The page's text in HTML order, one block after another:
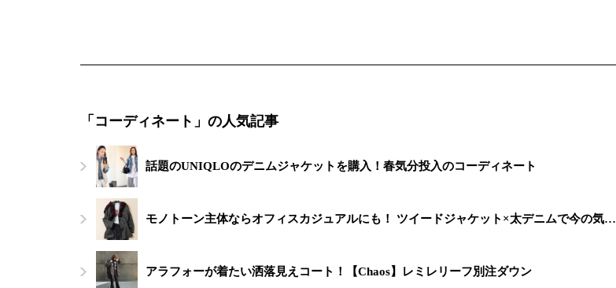
「コーディネート」の人気記事
話題のUNIQLOのデニムジャケットを購入！春気分投入のコーディネート
モノトーン主体ならオフィスカジュアルにも！ ツイードジャケット×太デニムで今の気…
アラフォーが着たい洒落見えコート！【Chaos】レミレリーフ別注ダウン